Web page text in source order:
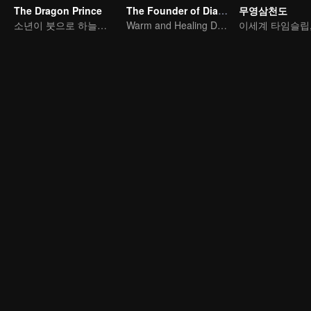
The Dragon Prince
소년이 붓으로 하늘을 가른다
The Founder of Diabolism Q
Warm and Healing Daily Life
무영삼천도